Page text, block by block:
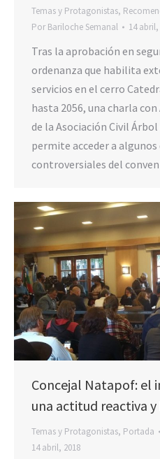
Temas y Protagonistas,
Por Bariloche Semanal 14 abril,
Tras la aprobación en
ordenanza que habilita
servicios en el cerro
hasta 2056, una charla
de la Asociación Civil
permite acceder a algunos
controversiales del
Concejal Natapof: el
una actitud reactiva
Temas y Protagonistas, Portada
14 abril, 2018